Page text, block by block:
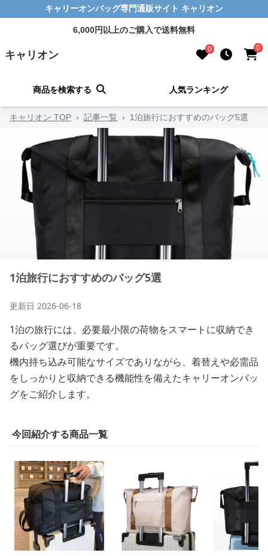
キャリーオンバッグ専門通販サイト キャリオン
6,000円以上のご購入で送料無料
キャリオン 0 0
商品を検索する 人気ランキング
キャリオン TOP › 記事一覧 › 1泊旅行におすすめのバッグ5選
1泊旅行におすすめのバッグ5選
更新日 2026-06-18
1泊の旅行には、必要最小限の荷物をスマートに収納でき
るバッグ選びが重要です。
機内持ち込み可能なサイズでありながら、着替えや必需品
をしっかりと収納できる機能性を備えたキャリーオンバッ
グをご紹介します。
今回紹介する商品一覧